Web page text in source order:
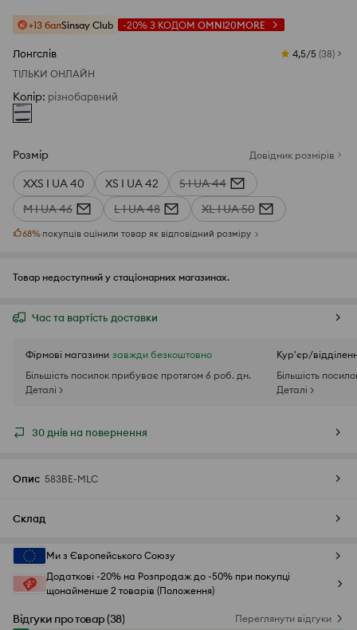
+13 балSinsay Club -20% З КОДОМ OMNI20MORE
Лонгслів 4,5/5 (38)
ТІЛЬКИ ОНЛАЙН
Колір: різнобарвний
Розмір Довідник розмірів
XXS I UA 40 XS I UA 42
S I UA 44
M I UA 46
L I UA 48 XL I UA 50
68% покупців оцінили товар як відповідний розміру
Товар недоступний у стаціонарних магазинах.
Час та вартість доставки
Фірмові магазини завжди безкоштовно
Більшість посилок прибуває протягом 6 роб. дн.
Деталі >
Кур'єр/
Більшість
Деталі >
30 днів на повернення
Опис 583BE-MLC
Склад
Ми з Європейського Союзу
Додаткові -20% на Розпродаж до -50% при покупці
щонайменше 2 товарів (Положення)
Відгуки про товар(38) Переглянути відгуки